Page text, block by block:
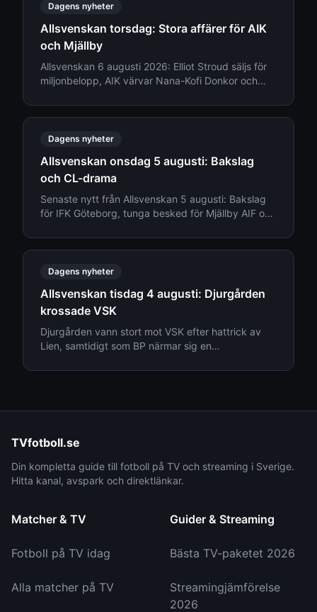
Dagens nyheter
Allsvenskan torsdag: Stora affärer för AIK
och Mjällby
Allsvenskan 6 augusti 2026: Elliot Stroud säljs för
miljonbelopp, AIK värvar Nana-Kofi Donkor och
Dagens nyheter
Allsvenskan onsdag 5 augusti: Bakslag
och CL-drama
Senaste nytt från Allsvenskan 5 augusti: Bakslag
för IFK Göteborg, tunga besked för Mjällby AIF och
Dagens nyheter
Allsvenskan tisdag 4 augusti: Djurgården
krossade VSK
Djurgården vann stort mot VSK efter hattrick av
Lien, samtidigt som BP närmar sig en
Allsvenskan den 4 augusti.
TVfotboll.se
Din kompletta guide till fotboll på TV och streaming i Sverige.
Hitta kanal, avspark och direktlänkar.
Matcher & TV
Fotboll på TV idag
Alla matcher på TV
Guider & Streaming
Bästa TV-paketet 2026
Streamingjämförelse
2026